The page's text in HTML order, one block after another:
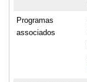
Programas
associados